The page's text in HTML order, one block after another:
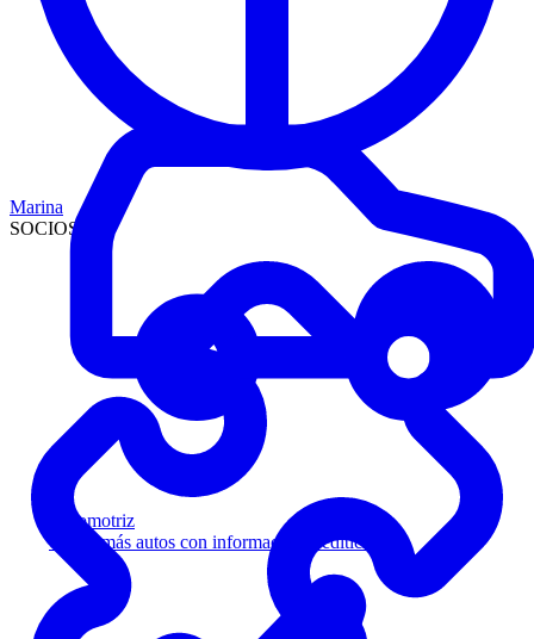
Automotriz
Venda más autos con información crediticia
Marina
SOCIOS